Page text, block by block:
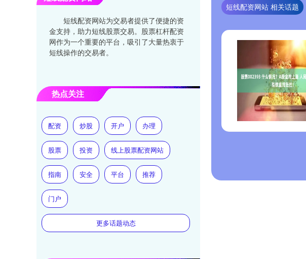
短线配资网站 相关话题
短线配资网站为交易者提供了便捷的资
金支持，助力短线股票交易。股票杠杆配资
网作为一个重要的平台，吸引了大量热衷于
短线操作的交易者。
热点关注
配资 炒股 开户 办理
股票 投资 线上股票配资网站
指南 安全 平台 推荐
门户
更多话题动态